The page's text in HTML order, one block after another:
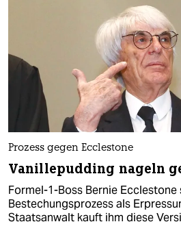
Prozess gegen Ecclestone
Vanillepudding nageln
Formel-1-Boss Bernie
Bestechungsprozess als
Staatsanwalt kauft ihm diese